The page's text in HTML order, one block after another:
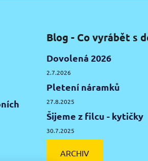
Blog - Co vyrábět s
Dovolená 2026
2.7.2026
Pletení náramků
27.8.2025
Šijeme z filcu - kytičky
30.7.2025
ARCHIV